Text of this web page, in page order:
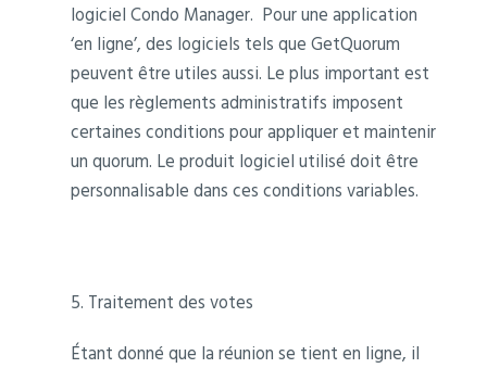
logiciel Condo Manager. Pour une application
‘en ligne’, des logiciels tels que GetQuorum
peuvent être utiles aussi. Le plus important est
que les règlements administratifs imposent
certaines conditions pour appliquer et maintenir
un quorum. Le produit logiciel utilisé doit être
personnalisable dans ces conditions variables.
5. Traitement des votes
Étant donné que la réunion se tient en ligne, il